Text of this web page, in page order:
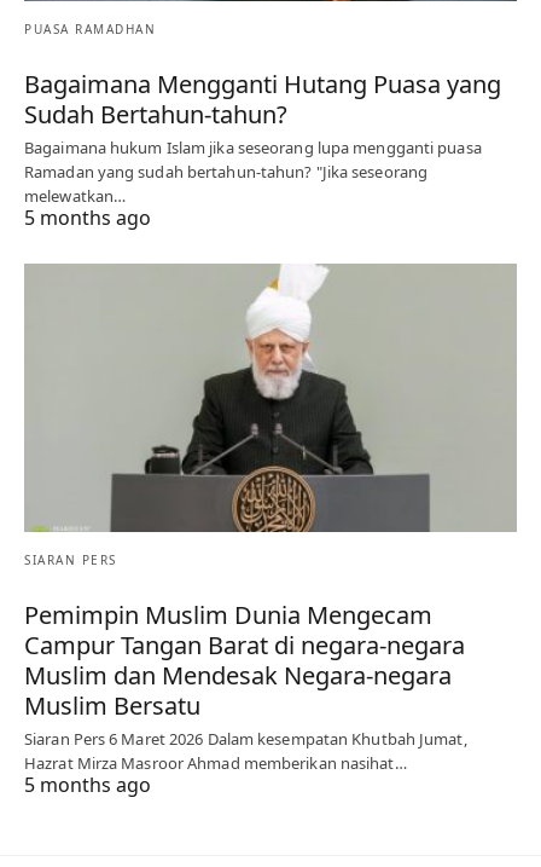
PUASA RAMADHAN
Bagaimana Mengganti Hutang Puasa yang
Sudah Bertahun-tahun?
Bagaimana hukum Islam jika seseorang lupa mengganti puasa
Ramadan yang sudah bertahun-tahun? "Jika seseorang
melewatkan…
5 months ago
SIARAN PERS
Pemimpin Muslim Dunia Mengecam
Campur Tangan Barat di negara-negara
Muslim dan Mendesak Negara-negara
Muslim Bersatu
Siaran Pers 6 Maret 2026 Dalam kesempatan Khutbah Jumat,
Hazrat Mirza Masroor Ahmad memberikan nasihat…
5 months ago